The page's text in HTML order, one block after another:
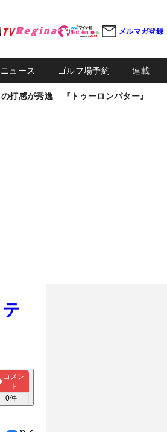
メルマガ登録
ュース ゴルフ場予約 連載
打感が秀逸 『トゥーロンパター』
コメン
ト
0件